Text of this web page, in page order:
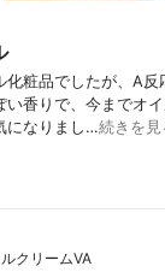
粧品でしたが、A反
い香りで、今までオ
になりまし…続きを見
クリームVA